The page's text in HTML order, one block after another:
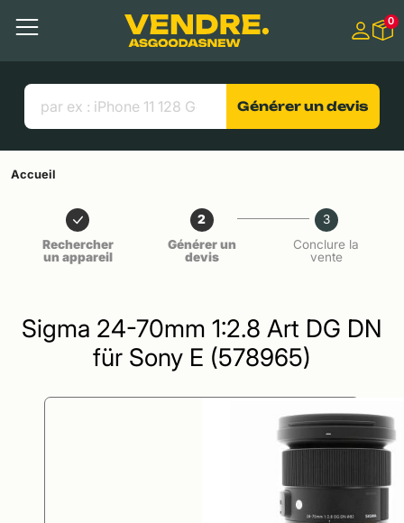
Contenu principal
Menu
Liens utiles
0
Générer un devis
Accueil
Rechercher
un appareil
2
Générer un
devis
3
Conclure la
vente
Sigma 24-70mm 1:2.8 Art DG DN
für Sony E (578965)